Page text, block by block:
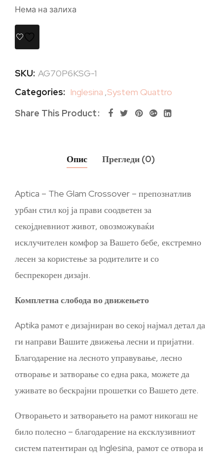
Нема на залиха
SKU: AG70P6KSG-1
Categories: Inglesina ,System Quattro
Share This Product
Опис Прегледи (0)
Aptica – The Glam Crossover – препознатлив
урбан стил кој ја прави соодветен за
секојдневниот живот, овозможуваќи
исклучителен комфор за Вашето бебе, екстремно
лесен за користење за родителите и со
беспрекорен дизајн.
Комплетна слобода во движењето
Aptika рамот е дизајниран во секој најмал детал да
ги направи Вашите движења лесни и пријатни.
Благодарение на лесното управување, лесно
отворање и затворање со една рака, можете да
уживате во бескрајни прошетки со Вашето дете.
Отворањето и затворањето на рамот никогаш не
било полесно – благодарение на ексклузивниот
систем патентиран од Inglesina, рамот се отвора и